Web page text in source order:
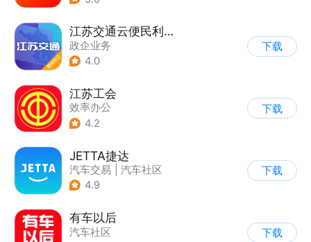
江苏交通云便民利企平台
政企业务
4.0
下载
江苏工会
效率办公
4.2
下载
JETTA捷达
汽车交易
汽车社区
4.9
下载
有车以后
汽车社区
下载